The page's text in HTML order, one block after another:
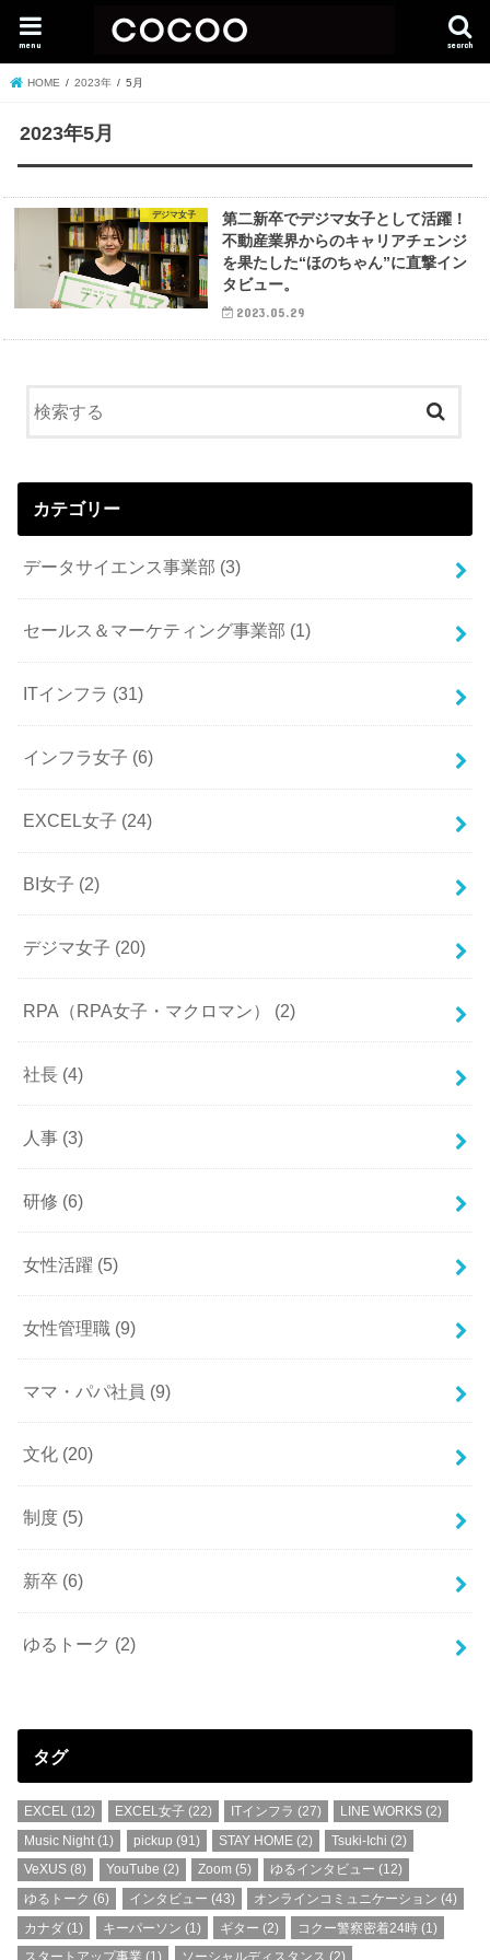
search
menu
HOME 2023年 5月
2023年5月
デジマ女子
第二新卒でデジマ女子として活躍！
不動産業界からのキャリアチェンジ
を果たした“ほのちゃん”に直撃イン
タビュー。
2023.05.29
カテゴリー
データサイエンス事業部 (3)
セールス＆マーケティング事業部 (1)
ITインフラ (31)
インフラ女子 (6)
EXCEL女子 (24)
BI女子 (2)
デジマ女子 (20)
RPA（RPA女子・マクロマン） (2)
社長 (4)
人事 (3)
研修 (6)
女性活躍 (5)
女性管理職 (9)
ママ・パパ社員 (9)
文化 (20)
制度 (5)
新卒 (6)
ゆるトーク (2)
タグ
EXCEL (12) EXCEL女子(22) ITインフラ (27) LINE WORKS (2)
Music Night (1) pickup (91) STAY HOME(2) Tsuki-Ichi (2)
VeXUS (8) YouTube (2) Zoom (5) ゆるインタビュー (12)
ゆるトーク (6) インタビュー (43) オンラインコミュニケーション (4)
カナダ (1) キーパーソン (1) ギター (2) コクー警察密着24時 (1)
スタートアップ事業 (1) ソーシャルディスタンス (2)